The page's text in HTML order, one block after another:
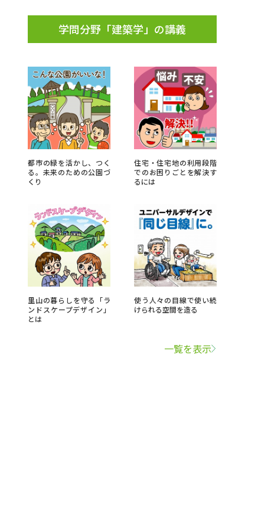
学問分野「建築学」の講義
都市の緑を活かし、つく
る。未来のための公園づ
くり
住宅・住宅地の利用段階
でのお困りごとを解決す
るには
里山の暮らしを守る「ラ
ンドスケープデザイン」
とは
使う人々の目線で使い続
けられる空間を造る
一覧を表示